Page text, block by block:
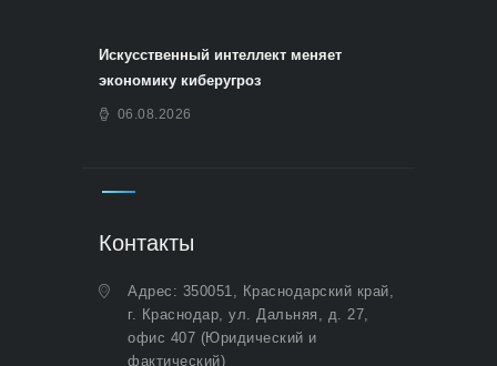
Искусственный интеллект меняет
экономику киберугроз
06.08.2026
Контакты
Адрес: 350051, Краснодарский край,
г. Краснодар, ул. Дальняя, д. 27,
офис 407 (Юридический и
фактический)